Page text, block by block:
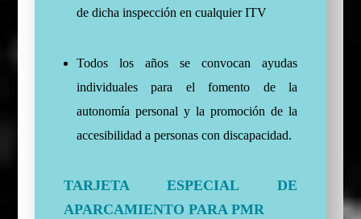
de dicha inspección en cualquier ITV
Todos los años se convocan ayudas
individuales para el fomento de la
autonomía personal y la promoción de la
accesibilidad a personas con discapacidad.
TARJETA ESPECIAL DE
APARCAMIENTO PARA PMR